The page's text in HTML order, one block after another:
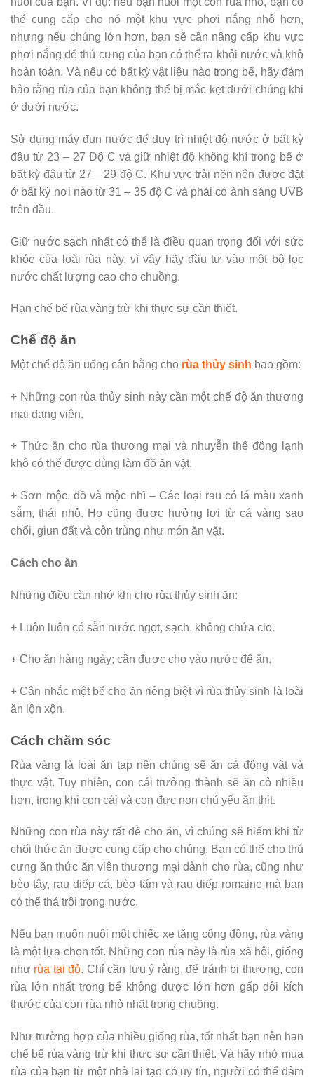
thể cung cấp cho nó một khu vực phơi nắng nhỏ hơn,
nhưng nếu chúng lớn hơn, bạn sẽ cần nâng cấp khu vực
phơi nắng để thú cưng của bạn có thể ra khỏi nước và khô
hoàn toàn. Và nếu có bất kỳ vật liệu nào trong bể, hãy đảm
bảo rằng rùa của bạn không thể bị mắc kẹt dưới chúng khi
ở dưới nước.
Sử dụng máy đun nước để duy trì nhiệt độ nước ở bất kỳ
đâu từ 23 – 27 Độ C và giữ nhiệt độ không khí trong bể ở
bất kỳ đâu từ 27 – 29 độ C. Khu vực trải nền nên được đặt
ở bất kỳ nơi nào từ 31 – 35 độ C và phải có ánh sáng UVB
trên đầu.
Giữ nước sạch nhất có thể là điều quan trọng đối với sức
khỏe của loài rùa này, vì vậy hãy đầu tư vào một bộ lọc
nước chất lượng cao cho chuồng.
Hạn chế bế rùa vàng trừ khi thực sự cần thiết.
Chế độ ăn
Một chế độ ăn uống cân bằng cho rùa thủy sinh bao gồm:
+ Những con rùa thủy sinh này cần một chế độ ăn thương
mại dạng viên.
+ Thức ăn cho rùa thương mại và nhuyễn thể đông lạnh
khô có thể được dùng làm đồ ăn vặt.
+ Sơn mộc, đồ và mộc nhĩ – Các loại rau có lá màu xanh
sẫm, thái nhỏ. Họ cũng được hưởng lợi từ cá vàng sao
chổi, giun đất và côn trùng như món ăn vặt.
Cách cho ăn
Những điều cần nhớ khi cho rùa thủy sinh ăn:
+ Luôn luôn có sẵn nước ngọt, sạch, không chứa clo.
+ Cho ăn hàng ngày; cần được cho vào nước để ăn.
+ Cân nhắc một bể cho ăn riêng biệt vì rùa thủy sinh là loài
ăn lộn xộn.
Cách chăm sóc
Rùa vàng là loài ăn tạp nên chúng sẽ ăn cả động vật và
thực vật. Tuy nhiên, con cái trưởng thành sẽ ăn cỏ nhiều
hơn, trong khi con cái và con đực non chủ yếu ăn thịt.
Những con rùa này rất dễ cho ăn, vì chúng sẽ hiếm khi từ
chối thức ăn được cung cấp cho chúng. Bạn có thể cho thú
cưng ăn thức ăn viên thương mại dành cho rùa, cũng như
bèo tây, rau diếp cá, bèo tấm và rau diếp romaine mà bạn
có thể thả trôi trong nước.
Nếu bạn muốn nuôi một chiếc xe tăng cộng đồng, rùa vàng
là một lựa chọn tốt. Những con rùa này là rùa xã hội, giống
như rùa tai đỏ. Chỉ cần lưu ý rằng, để tránh bị thương, con
rùa lớn nhất trong bể không được lớn hơn gấp đôi kích
thước của con rùa nhỏ nhất trong chuồng.
Như trường hợp của nhiều giống rùa, tốt nhất bạn nên hạn
chế bế rùa vàng trừ khi thực sự cần thiết. Và hãy nhớ mua
rùa của bạn từ một nhà lai tạo có uy tín, người có thể đảm